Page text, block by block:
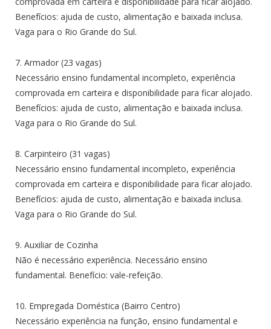
Benefícios: ajuda de custo, alimentação e baixada inclusa.
Vaga para o Rio Grande do Sul.
7. Armador (23 vagas)
Necessário ensino fundamental incompleto, experiência
comprovada em carteira e disponibilidade para ficar alojado.
Benefícios: ajuda de custo, alimentação e baixada inclusa.
Vaga para o Rio Grande do Sul.
8. Carpinteiro (31 vagas)
Necessário ensino fundamental incompleto, experiência
comprovada em carteira e disponibilidade para ficar alojado.
Benefícios: ajuda de custo, alimentação e baixada inclusa.
Vaga para o Rio Grande do Sul.
9. Auxiliar de Cozinha
Não é necessário experiência. Necessário ensino
fundamental. Benefício: vale-refeição.
10. Empregada Doméstica (Bairro Centro)
Necessário experiência na função, ensino fundamental e